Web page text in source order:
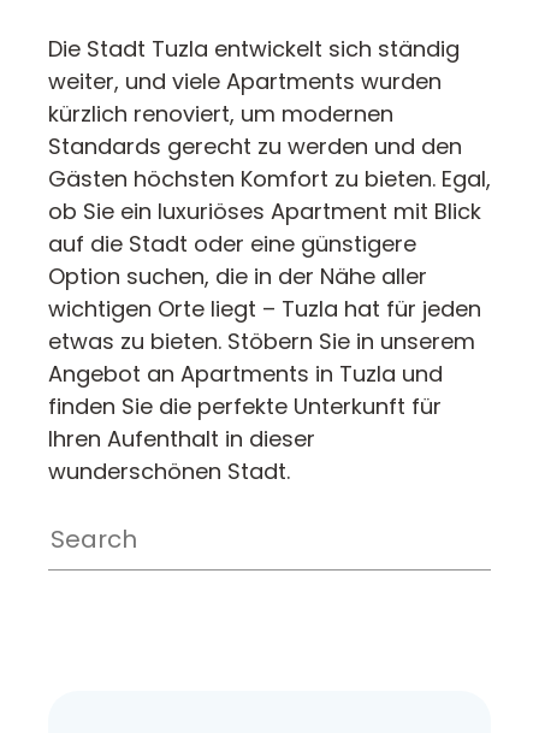
Die Stadt Tuzla entwickelt sich ständig
weiter, und viele Apartments wurden
kürzlich renoviert, um modernen
Standards gerecht zu werden und den
Gästen höchsten Komfort zu bieten. Egal,
ob Sie ein luxuriöses Apartment mit Blick
auf die Stadt oder eine günstigere
Option suchen, die in der Nähe aller
wichtigen Orte liegt – Tuzla hat für jeden
etwas zu bieten. Stöbern Sie in unserem
Angebot an Apartments in Tuzla und
finden Sie die perfekte Unterkunft für
Ihren Aufenthalt in dieser
wunderschönen Stadt.